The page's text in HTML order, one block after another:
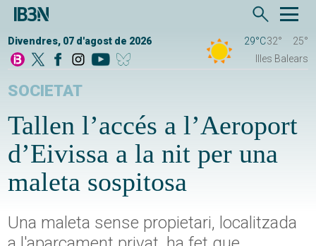
Divendres, 07 d'agost de 2026 29°C32°
25°
Illes Balears
SOCIETAT
Tallen l’accés a l’Aeroport
d’Eivissa a la nit per una
maleta sospitosa
Una maleta sense propietari, localitzada